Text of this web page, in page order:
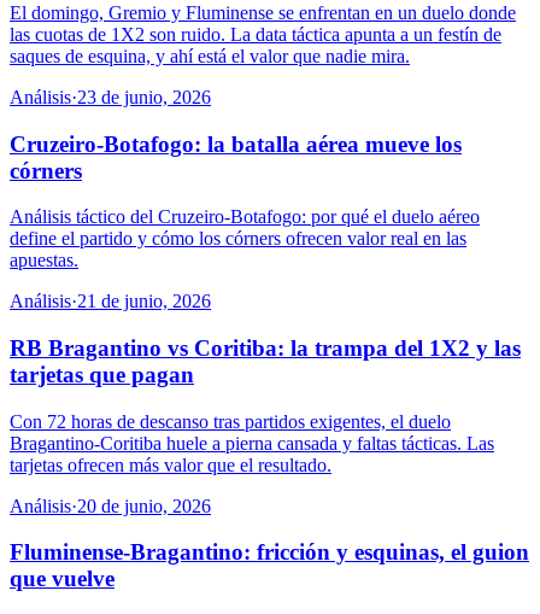
El domingo, Gremio y Fluminense se enfrentan en un duelo donde
las cuotas de 1X2 son ruido. La data táctica apunta a un festín de
saques de esquina, y ahí está el valor que nadie mira.
Análisis·23 de junio, 2026
Cruzeiro-Botafogo: la batalla aérea mueve los
córners
Análisis táctico del Cruzeiro-Botafogo: por qué el duelo aéreo
define el partido y cómo los córners ofrecen valor real en las
apuestas.
Análisis·21 de junio, 2026
RB Bragantino vs Coritiba: la trampa del 1X2 y las
tarjetas que pagan
Con 72 horas de descanso tras partidos exigentes, el duelo
Bragantino-Coritiba huele a pierna cansada y faltas tácticas. Las
tarjetas ofrecen más valor que el resultado.
Análisis·20 de junio, 2026
Fluminense-Bragantino: fricción y esquinas, el guion
que vuelve